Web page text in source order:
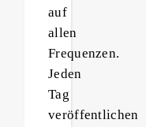
auf
allen
Frequenzen.
Jeden
Tag
veröffentlichen